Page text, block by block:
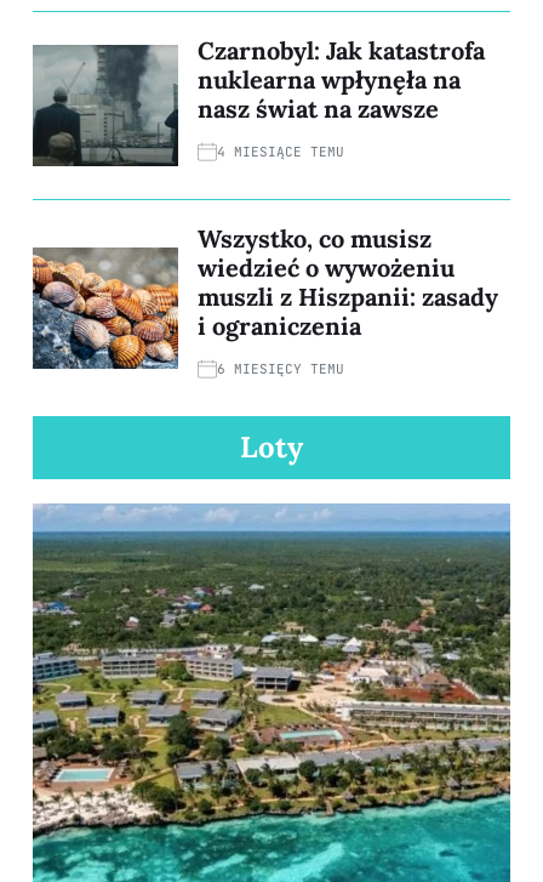
Czarnobyl: Jak katastrofa
nuklearna wpłynęła na
nasz świat na zawsze
4 MIESIĄCE TEMU
Wszystko, co musisz
wiedzieć o wywożeniu
muszli z Hiszpanii: zasady
i ograniczenia
6 MIESIĘCY TEMU
Loty